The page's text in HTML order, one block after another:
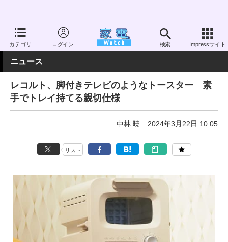
カテゴリ ログイン 検索 Impressサイト
家電 Watch 生活家電 キッチン家電 オーブントースター
ニュース
レコルト、脚付きテレビのようなトースター 素
手でトレイ持てる親切仕様
中林 暁 2024年3月22日 10:05
リスト